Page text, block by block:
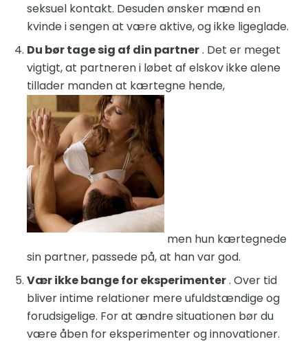
seksuel kontakt. Desuden ønsker mænd en
kvinde i sengen at være aktive, og ikke ligeglade.
Du bør tage sig af din partner. Det er meget
vigtigt, at partneren i løbet af elskov ikke alene
tillader manden at kærtegne hende,
men hun kærtegnede
sin partner, passede på, at han var god.
Vær ikke bange for eksperimenter. Over tid
bliver intime relationer mere ufuldstændige og
forudsigelige. For at ændre situationen bør du
være åben for eksperimenter og innovationer.